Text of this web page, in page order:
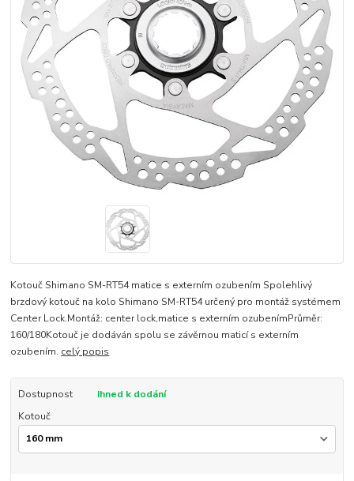
Kotouč Shimano SM-RT54 matice s externím ozubením Spolehlivý
brzdový kotouč na kolo Shimano SM-RT54 určený pro montáž systémem
Center Lock.Montáž: center lock,matice s externím ozubenímPrůměr:
160/180Kotouč je dodáván spolu se závěrnou maticí s externím
ozubením. celý popis
Dostupnost
Ihned k dodání
Kotouč